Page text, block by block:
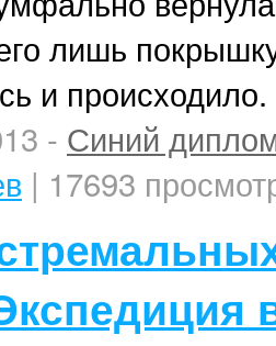
лишь
и происходило.
- Синий
| 17693